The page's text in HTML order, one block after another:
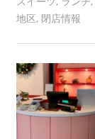
地区, 閉店情報